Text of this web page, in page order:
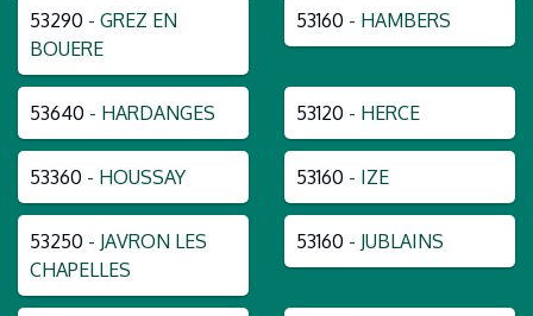
53290 - GREZ EN
BOUERE
53160 - HAMBERS
53640 - HARDANGES 53120 - HERCE
53360 - HOUSSAY 53160 - IZE
53250 - JAVRON LES
CHAPELLES
53160 - JUBLAINS